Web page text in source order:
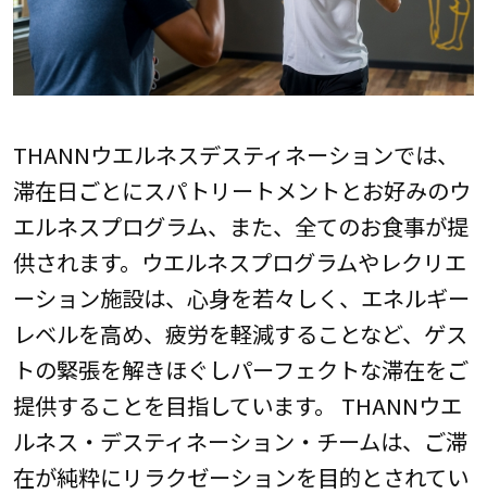
THANNウエルネスデスティネーションでは、
滞在日ごとにスパトリートメントとお好みのウ
エルネスプログラム、また、全てのお食事が提
供されます。ウエルネスプログラムやレクリエ
ーション施設は、心身を若々しく、エネルギー
レベルを高め、疲労を軽減することなど、ゲス
トの緊張を解きほぐしパーフェクトな滞在をご
提供することを目指しています。 THANNウエ
ルネス・デスティネーション・チームは、ご滞
在が純粋にリラクゼーションを目的とされてい